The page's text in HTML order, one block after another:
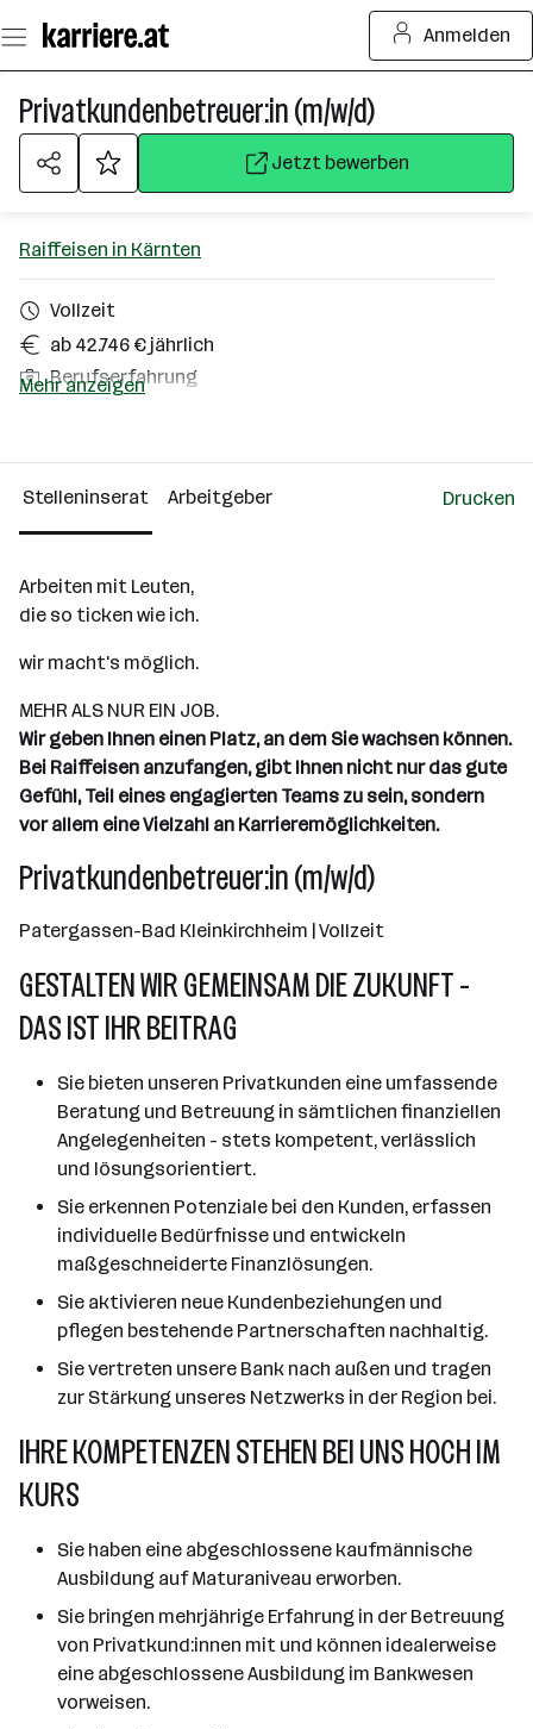
Seiteninhalt
springen
Anmelden
Privatkundenbetreuer:in (m/w/d)
Jetzt bewerben
Raiffeisen in Kärnten
Vollzeit
ab 42.746 € jährlich
Berufserfahrung
Klagenfurt
Mehr anzeigen
Stelleninserat Arbeitgeber Drucken
Arbeiten mit Leuten,
die so ticken wie ich.
wir macht's möglich.
MEHR ALS NUR EIN JOB.
Wir geben Ihnen einen Platz, an dem Sie wachsen können.
Bei Raiffeisen anzufangen, gibt Ihnen nicht nur das gute
Gefühl, Teil eines engagierten Teams zu sein, sondern
vor allem eine Vielzahl an Karrieremöglichkeiten.
Privatkundenbetreuer:in (m/w/d)
Patergassen-Bad Kleinkirchheim | Vollzeit
GESTALTEN WIR GEMEINSAM DIE ZUKUNFT -
DAS IST IHR BEITRAG
Sie bieten unseren Privatkunden eine umfassende
Beratung und Betreuung in sämtlichen finanziellen
Angelegenheiten - stets kompetent, verlässlich
und lösungsorientiert.
Sie erkennen Potenziale bei den Kunden, erfassen
individuelle Bedürfnisse und entwickeln
maßgeschneiderte Finanzlösungen.
Sie aktivieren neue Kundenbeziehungen und
pflegen bestehende Partnerschaften nachhaltig.
Sie vertreten unsere Bank nach außen und tragen
zur Stärkung unseres Netzwerks in der Region bei.
IHRE KOMPETENZEN STEHEN BEI UNS HOCH IM
KURS
Sie haben eine abgeschlossene kaufmännische
Ausbildung auf Maturaniveau erworben.
Sie bringen mehrjährige Erfahrung in der Betreuung
von Privatkund:innen mit und können idealerweise
eine abgeschlossene Ausbildung im Bankwesen
vorweisen.